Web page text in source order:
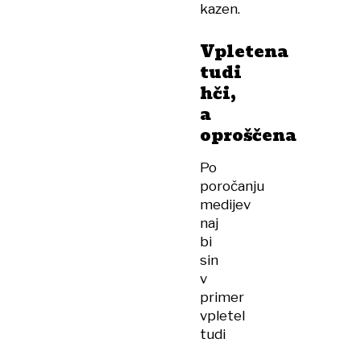
kazen.
Vpletena
tudi
hči,
a
oproščena
Po
poročanju
medijev
naj
bi
sin
v
primer
vpletel
tudi